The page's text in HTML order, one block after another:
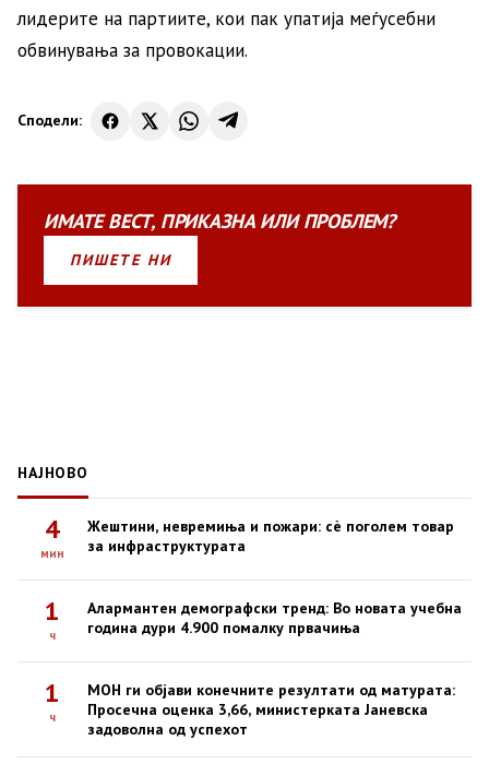
лидерите на партиите, кои пак упатија меѓусебни
обвинувања за провокации.
Сподели:
ИМАТЕВЕСТ, ПРИКАЗНАИЛИПРОБЛЕМ?
ПИШЕТЕ НИ
НАЈНОВО
4
мин
Жештини, невремиња и пожари: сè поголем товар
за инфраструктурата
1
ч
Алармантен демографски тренд: Во новата учебна
година дури 4.900 помалку првачиња
1
ч
МОН ги објави конечните резултати од матурата:
Просечна оценка 3,66, министерката Јаневска
задоволна од успехот